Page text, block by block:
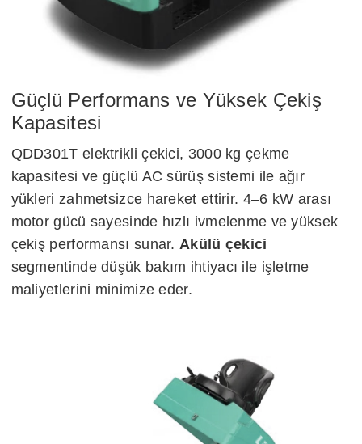
Güçlü Performans ve Yüksek Çekiş
Kapasitesi
QDD301T elektrikli çekici, 3000 kg çekme
kapasitesi ve güçlü AC sürüş sistemi ile ağır
yükleri zahmetsizce hareket ettirir. 4–6 kW arası
motor gücü sayesinde hızlı ivmelenme ve yüksek
çekiş performansı sunar.Akülü çekici
segmentinde düşük bakım ihtiyacı ile işletme
maliyetlerini minimize eder.